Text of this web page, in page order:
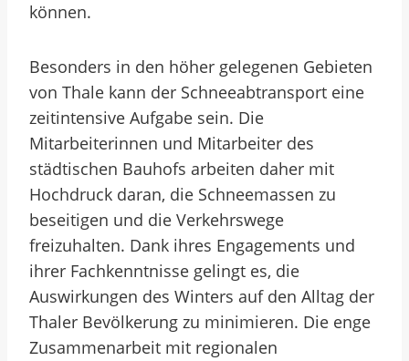
können.
Besonders in den höher gelegenen Gebieten
von Thale kann der Schneeabtransport eine
zeitintensive Aufgabe sein. Die
Mitarbeiterinnen und Mitarbeiter des
städtischen Bauhofs arbeiten daher mit
Hochdruck daran, die Schneemassen zu
beseitigen und die Verkehrswege
freizuhalten. Dank ihres Engagements und
ihrer Fachkenntnisse gelingt es, die
Auswirkungen des Winters auf den Alltag der
Thaler Bevölkerung zu minimieren. Die enge
Zusammenarbeit mit regionalen